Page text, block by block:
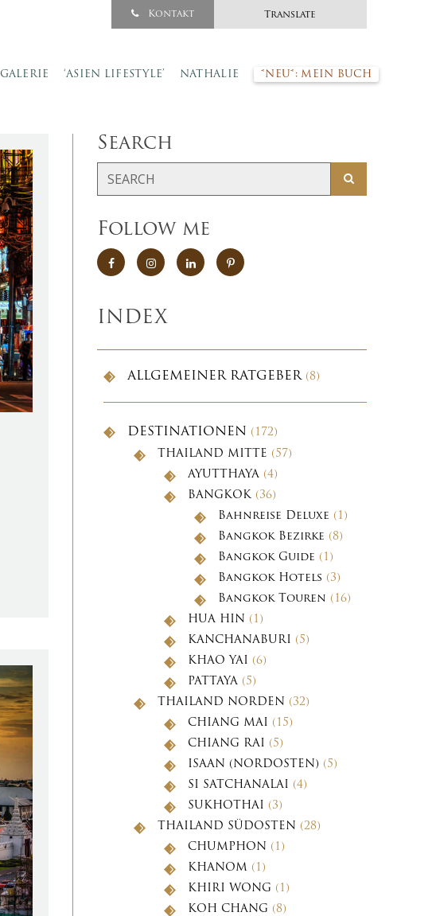
Kontakt Translate
GALERIE ‘ASIEN LIFESTYLE’ NATHALIE *NEU*: MEIN BUCH
Search
Follow me
INDEX
ALLGEMEINER RATGEBER(8)
DESTINATIONEN (172)
THAILAND MITTE (57)
AYUTTHAYA (4)
BANGKOK(36)
Bahnreise Deluxe (1)
Bangkok Bezirke (8)
Bangkok Guide (1)
Bangkok Hotels (3)
Bangkok Touren (16)
HUA HIN (1)
KANCHANABURI (5)
KHAO YAI (6)
PATTAYA (5)
THAILAND NORDEN (32)
CHIANG MAI (15)
CHIANG RAI (5)
ISAAN (NORDOSTEN) (5)
SI SATCHANALAI (4)
SUKHOTHAI (3)
THAILAND SÜDOSTEN (28)
CHUMPHON (1)
KHANOM (1)
KHIRI WONG (1)
KOH CHANG (8)